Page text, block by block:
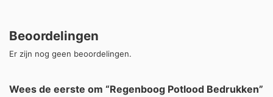
Beoordelingen
Er zijn nog geen beoordelingen.
Wees de eerste om “Regenboog Potlood Bedrukken”